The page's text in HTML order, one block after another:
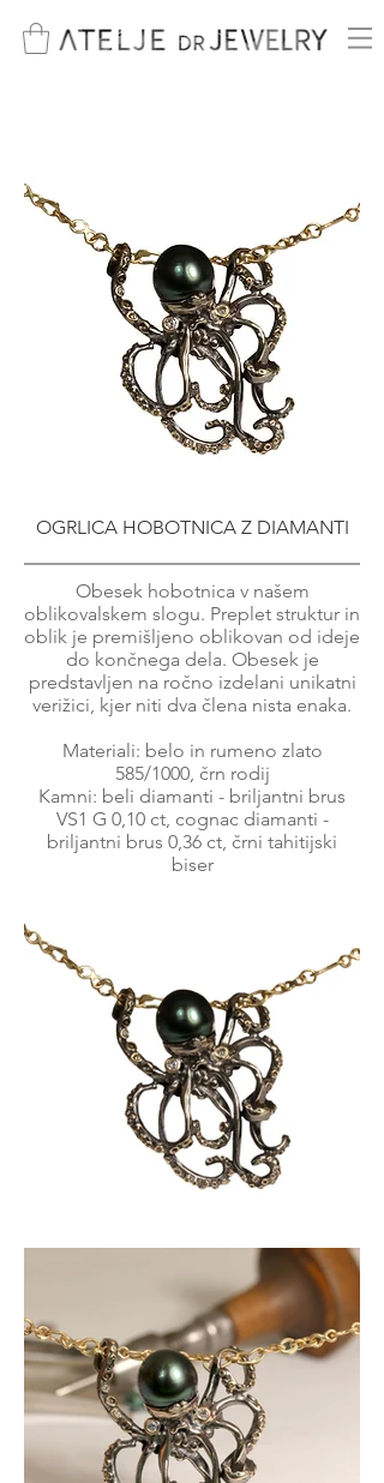
OGRLICA HOBOTNICA Z DIAMANTI
Obesek hobotnica v našem
oblikovalskem slogu. Preplet struktur in
oblik je premišljeno oblikovan od ideje
do končnega dela. Obesek je
predstavljen na ročno izdelani unikatni
verižici, kjer niti dva člena nista enaka.
Materiali: belo in rumeno zlato
585/1000, črn rodij
Kamni: beli diamanti - briljantni brus
VS1 G 0,10 ct, cognac diamanti -
briljantni brus 0,36 ct, črni tahitijski
biser